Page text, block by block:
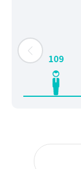
600
109